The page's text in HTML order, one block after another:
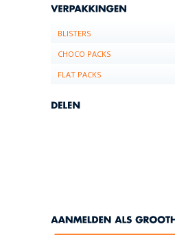
BLISTERS
CHOCO PACKS
FLAT PACKS